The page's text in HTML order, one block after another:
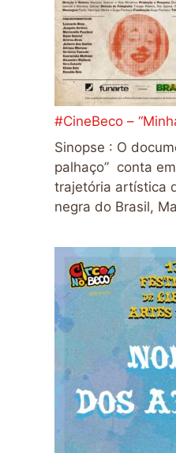
#CineBeco –
Sinopse : O
palhaço” conta
trajetória artística
negra do Brasil,